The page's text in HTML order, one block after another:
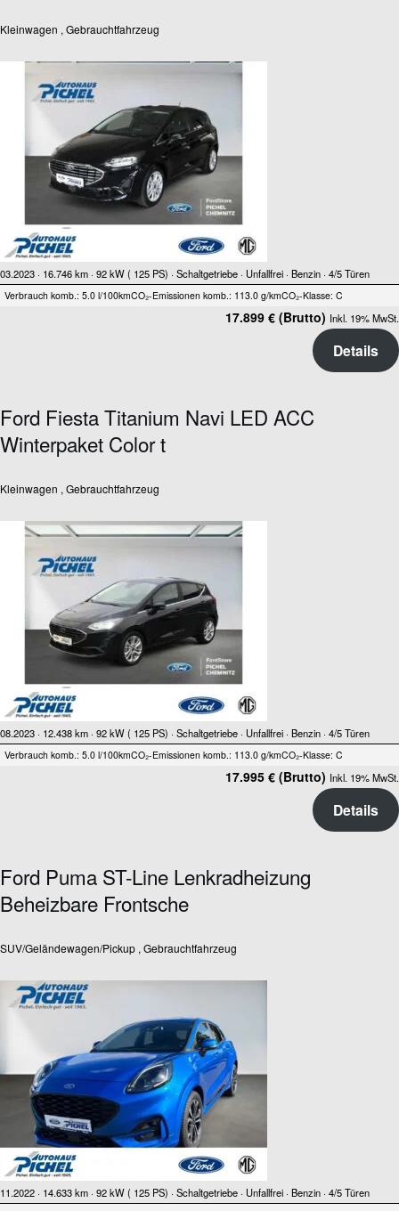
Kleinwagen , Gebrauchtfahrzeug
03.2023 · 16.746 km · 92 kW ( 125 PS) · Schaltgetriebe · Unfallfrei · Benzin · 4/5 Türen
Verbrauch komb.: 5.0 l/100kmCO₂-Emissionen komb.: 113.0 g/kmCO₂-Klasse: C
17.899 € (Brutto) Inkl. 19% MwSt.
Details
Ford Fiesta Titanium Navi LED ACC
Winterpaket Color t
Kleinwagen , Gebrauchtfahrzeug
08.2023 · 12.438 km · 92 kW ( 125 PS) · Schaltgetriebe · Unfallfrei · Benzin · 4/5 Türen
Verbrauch komb.: 5.0 l/100kmCO₂-Emissionen komb.: 113.0 g/kmCO₂-Klasse: C
17.995 € (Brutto) Inkl. 19% MwSt.
Details
Ford Puma ST-Line Lenkradheizung
Beheizbare Frontsche
SUV/Geländewagen/Pickup , Gebrauchtfahrzeug
11.2022 · 14.633 km · 92 kW ( 125 PS) · Schaltgetriebe · Unfallfrei · Benzin · 4/5 Türen